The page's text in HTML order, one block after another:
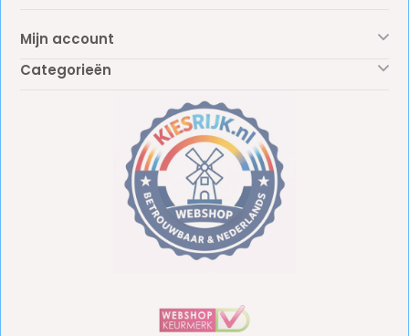
Mijn account
Categorieën